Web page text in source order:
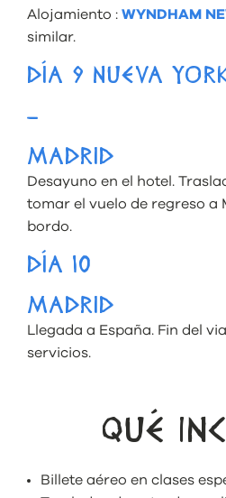
Alojamiento : WYNDHAM
similar.
DÍA 9 NUEVA
–
MADRID
Desayuno en el hotel.
tomar el vuelo de regreso a
bordo.
DÍA 10
MADRID
Llegada a España. Fin del
servicios.
QUÉ
Billete aéreo en clases